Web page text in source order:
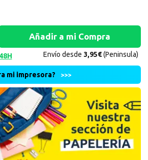
podrás realizar tus compras
pedidos y consultar
Envío desde 3,95€(Peninsula)
mi impresora? >>>